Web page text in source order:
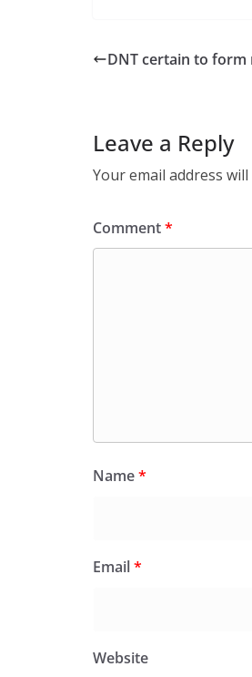
DNT certain to
Leave a Reply
Your email address
Comment*
Name*
Email*
Website